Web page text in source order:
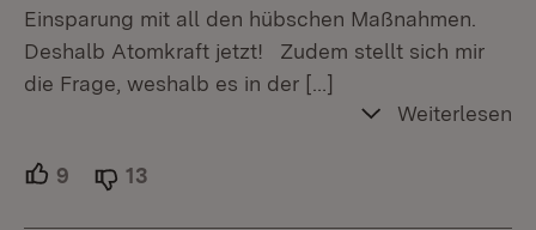
Einsparung mit all den hübschen Maßnahmen.
Deshalb Atomkraft jetzt! Zudem stellt sich mir
die Frage, weshalb es in der […]
Weiterlesen
9 Unterstützer.
13